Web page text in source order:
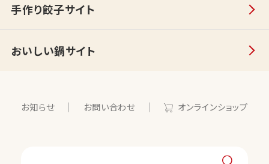
手作り餃子サイト
おいしい鍋サイト
お知らせ お問い合わせ オンラインショップ